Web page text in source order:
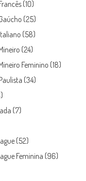
(10)
(25)
(58)
(24)
Feminino (18)
(34)
(7)
(52)
Feminina (96)